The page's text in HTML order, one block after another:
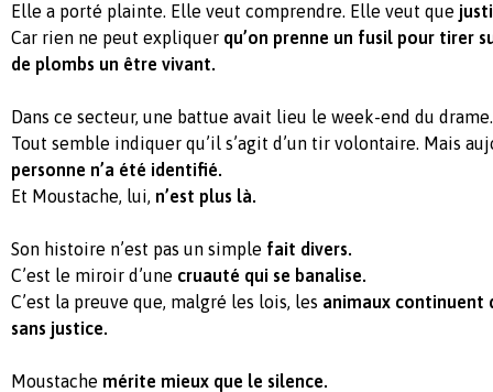
Elle a porté plainte. Elle veut comprendre. Elle veut que
Car rien ne peut expliquer qu’on prenne un fusil pour tirer
de plombs un être vivant.
Dans ce secteur, une battue avait lieu le week-end du drame.
Tout semble indiquer qu’il s’agit d’un tir volontaire. Mais
personne n’a été identifié.
Et Moustache, lui, n’est plus là.
Son histoire n’est pas un simple fait divers.
C’est le miroir d’une cruauté qui se banalise.
C’est la preuve que, malgré les lois, les animaux continuent
sans justice.
Moustache mérite mieux que le silence.